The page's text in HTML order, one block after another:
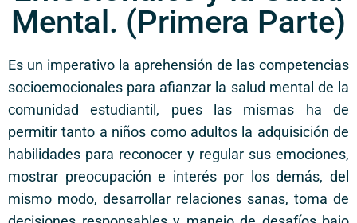
Mental. (Primera Parte)
Es un imperativo la aprehensión de las competencias
socioemocionales para afianzar la salud mental de la
comunidad estudiantil, pues las mismas ha de
permitir tanto a niños como adultos la adquisición de
habilidades para reconocer y regular sus emociones,
mostrar preocupación e interés por los demás, del
mismo modo, desarrollar relaciones sanas, toma de